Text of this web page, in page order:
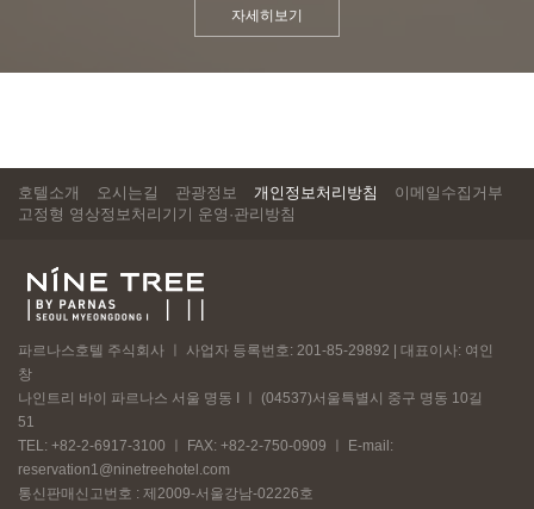
자세히보기
호텔소개 오시는길 관광정보 개인정보처리방침
이메일수집거부
고정형 영상정보처리기기 운영·관리방침
파르나스호텔 주식회사 ㅣ 사업자 등록번호: 201-85-29892 | 대표이사: 여인
창
나인트리 바이 파르나스 서울 명동 I ㅣ (04537)서울특별시 중구 명동 10길
51
TEL: +82-2-6917-3100 ㅣ FAX: +82-2-750-0909 ㅣ E-mail:
reservation1@ninetreehotel.com
통신판매신고번호 : 제2009-서울강남-02226호